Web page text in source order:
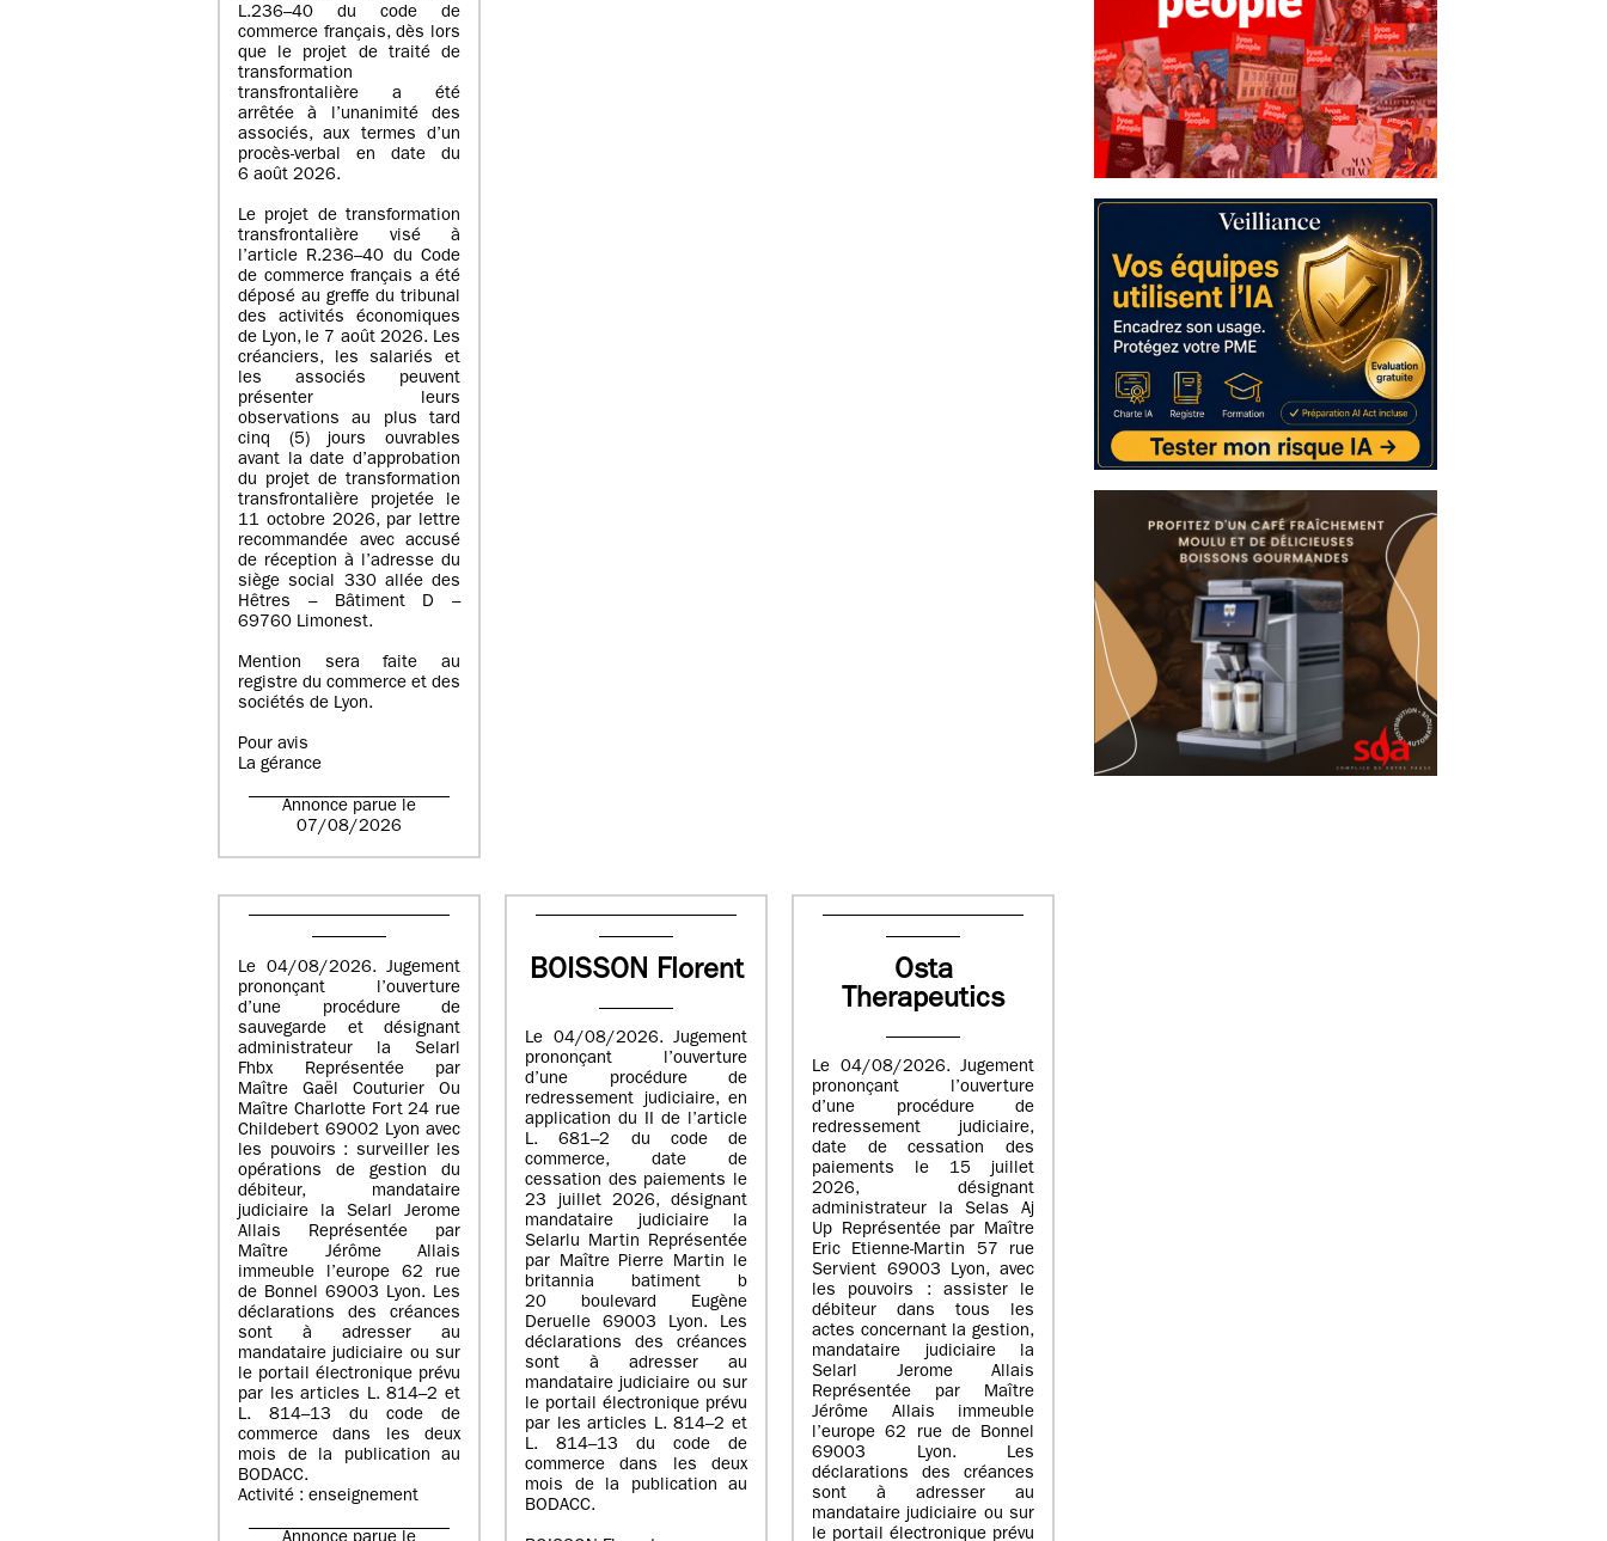
L.236–40 du code de
commerce français, dès lors
que le projet de traité de
transformation
transfrontalière a été
arrêtée à l’unanimité des
associés, aux termes d’un
procès-verbal en date du
6 août 2026.
Le projet de transformation
transfrontalière visé à
l’article R.236–40 du Code
de commerce français a été
déposé au greffe du tribunal
des activités économiques
de Lyon, le 7 août 2026. Les
créanciers, les salariés et
les associés peuvent
présenter leurs
observations au plus tard
cinq (5) jours ouvrables
avant la date d’approbation
du projet de transformation
transfrontalière projetée le
11 octobre 2026, par lettre
recommandée avec accusé
de réception à l’adresse du
siège social 330 allée des
Hêtres – Bâtiment D –
69760 Limonest.
Mention sera faite au
registre du commerce et des
sociétés de Lyon.
Pour avis
La gérance
Annonce parue le
07/08/2026
Le 04/08/2026. Jugement
prononçant l’ouverture
d’une procédure de
sauvegarde et désignant
administrateur la Selarl
Fhbx Représentée par
Maître Gaël Couturier Ou
Maître Charlotte Fort 24 rue
Childebert 69002 Lyon avec
les pouvoirs : surveiller les
opérations de gestion du
débiteur, mandataire
judiciaire la Selarl Jerome
Allais Représentée par
Maître Jérôme Allais
immeuble l’europe 62 rue
de Bonnel 69003 Lyon. Les
déclarations des créances
sont à adresser au
mandataire judiciaire ou sur
le portail électronique prévu
par les articles L. 814–2 et
L. 814–13 du code de
commerce dans les deux
mois de la publication au
BODACC.
Activité : enseignement
BOISSON Florent
Le 04/08/2026. Jugement
prononçant l’ouverture
d’une procédure de
redressement judiciaire, en
application du II de l’article
L. 681–2 du code de
commerce, date de
cessation des paiements le
23 juillet 2026, désignant
mandataire judiciaire la
Selarlu Martin Représentée
par Maître Pierre Martin le
britannia batiment b
20 boulevard Eugène
Deruelle 69003 Lyon. Les
déclarations des créances
sont à adresser au
mandataire judiciaire ou sur
le portail électronique prévu
par les articles L. 814–2 et
L. 814–13 du code de
commerce dans les deux
mois de la publication au
BODACC.
Osta
Therapeutics
Le 04/08/2026. Jugement
prononçant l’ouverture
d’une procédure de
redressement judiciaire,
date de cessation des
paiements le 15 juillet
2026, désignant
administrateur la Selas Aj
Up Représentée par Maître
Eric Etienne-Martin 57 rue
Servient 69003 Lyon, avec
les pouvoirs : assister le
débiteur dans tous les
actes concernant la gestion,
mandataire judiciaire la
Selarl Jerome Allais
Représentée par Maître
Jérôme Allais immeuble
l’europe 62 rue de Bonnel
69003 Lyon. Les
déclarations des créances
sont à adresser au
mandataire judiciaire ou sur
le portail électronique prévu